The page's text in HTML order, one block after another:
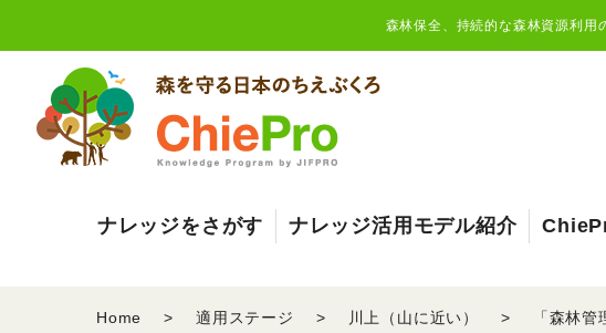
森林保全、持続的な森林資源利用
ナレッジをさがす ナレッジ活用モデル紹介
Home 適用ステージ 川上（山に近い） 「森林管